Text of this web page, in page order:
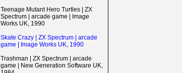
Teenage Mutant Hero Turtles | ZX
Spectrum | arcade game | Image
Works UK, 1990
Skate Crazy | ZX Spectrum | arcade
game | Image Works UK, 1990
Trashman | ZX Spectrum | arcade
game | New Generation Software UK,